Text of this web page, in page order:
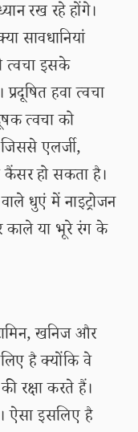
रख रहे होंगे।
सावधानियां
त्वचा इसके
हवा त्वचा
त्वचा को
एलर्जी,
कैंसर हो सकता है।
धुएं में नाइट्रोजन
काले या भूरे रंग के
खनिज और
है क्योंकि वे
रक्षा करते हैं।
ऐसा इसलिए है